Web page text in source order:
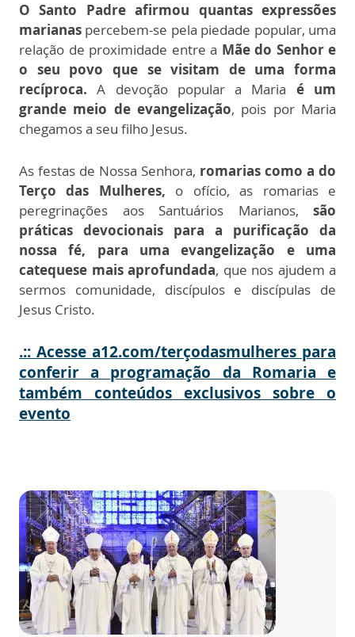
O Santo Padre afirmou quantas expressões
marianas percebem-se pela piedade popular, uma
relação de proximidade entre a Mãe do Senhor e
o seu povo que se visitam de uma forma
recíproca.A devoção popular a Maria é um
grande meio de evangelização, pois por Maria
chegamos a seu filho Jesus.
As festas de Nossa Senhora, romarias como a do
Terço das Mulheres, o ofício, as romarias e
peregrinações aos Santuários Marianos, são
práticas devocionais para a purificação da
nossa fé, para uma evangelização e uma
catequese mais aprofundada, que nos ajudem a
sermos comunidade, discípulos e discípulas de
Jesus Cristo.
.:: Acesse a12.com/terçodasmulheres para
conferir a programação da Romaria e
também conteúdos exclusivos sobre o
evento